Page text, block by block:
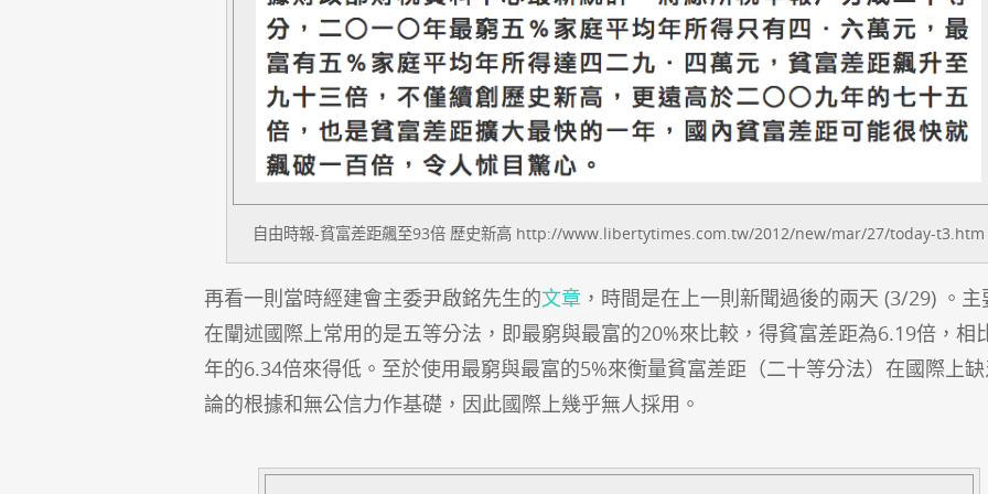
自由時報-貧富差距飆至93倍 歷史新高 http://www.libertytimes.com.tw/2012/new/mar/27/today-t3.htm
再看一則當時經建會主委尹啟銘先生的文章 ，時間是在上一則新聞過後的兩天 (3/29) 。主
在闡述國際上常用的是五等分法，即最窮與最富的20%來比較，得貧富差距為6.19倍，相
年的6.34倍來得低。至於使用最窮與最富的5%來衡量貧富差距（二十等分法）在國際上
論的根據和無公信力作基礎，因此國際上幾乎無人採用。